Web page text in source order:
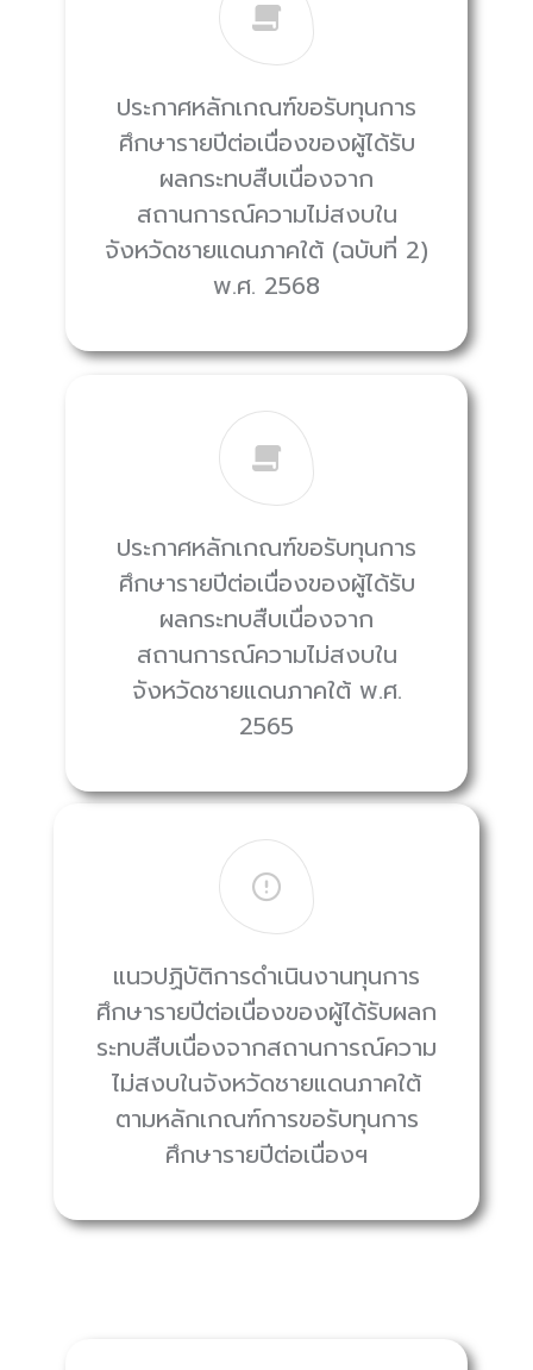
ประกาศหลักเกณฑ์ขอรับทุนการ
ศึกษารายปีต่อเนื่องของผู้ได้รับ
ผลกระทบสืบเนื่องจาก
สถานการณ์ความไม่สงบใน
จังหวัดชายแดนภาคใต้ (ฉบับที่ 2)
พ.ศ. 2568
ประกาศหลักเกณฑ์ขอรับทุนการ
ศึกษารายปีต่อเนื่องของผู้ได้รับ
ผลกระทบสืบเนื่องจาก
สถานการณ์ความไม่สงบใน
จังหวัดชายแดนภาคใต้ พ.ศ.
2565
แนวปฏิบัติการดำเนินงานทุนการ
ศึกษารายปีต่อเนื่องของผู้ได้รับผลก
ระทบสืบเนื่องจากสถานการณ์ความ
ไม่สงบในจังหวัดชายแดนภาคใต้
ตามหลักเกณฑ์การขอรับทุนการ
ศึกษารายปีต่อเนื่องฯ